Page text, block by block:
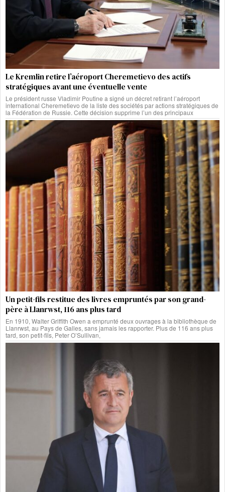
Le Kremlin retire l’aéroport Cheremetievo des actifs
stratégiques avant une éventuelle vente
Le président russe Vladimir Poutine a signé un décret retirant l’aéroport
international Cheremetievo de la liste des sociétés par actions stratégiques de
la Fédération de Russie. Cette décision supprime l’un des principaux
Un petit-fils restitue des livres empruntés par son grand-
père à Llanrwst, 116 ans plus tard
En 1910, Walter Griffith Owen a emprunté deux ouvrages à la bibliothèque de
Llanrwst, au Pays de Galles, sans jamais les rapporter. Plus de 116 ans plus
tard, son petit-fils, Peter O’Sullivan,